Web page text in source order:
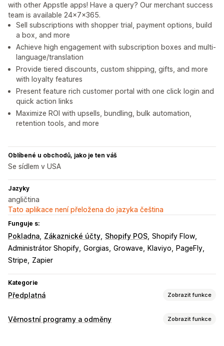
with other Appstle apps! Have a query? Our merchant success
team is available 24x7x365.
Sell subscriptions with shopper trial, payment options, build
a box, and more
Achieve high engagement with subscription boxes and multi-
language/translation
Provide tiered discounts, custom shipping, gifts, and more
with loyalty features
Present feature rich customer portal with one click login and
quick action links
Maximize ROI with upsells, bundling, bulk automation,
retention tools, and more
Oblíbené u obchodů, jako je ten váš
Se sídlem v USA
Jazyky
angličtina
Tato aplikace není přeložena do jazyka čeština
Funguje s:
Pokladna Zákaznické účty Shopify POS Shopify Flow
Administrátor Shopify Gorgias Growave Klaviyo
PageFly
Stripe
Zapier
Kategorie
Předplatná Zobrazit funkce
Typy předplatných
Věrnostní programy a odměny Zobrazit funkce